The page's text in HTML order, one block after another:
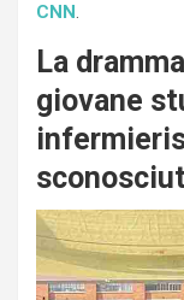
CNN.
La
giovane